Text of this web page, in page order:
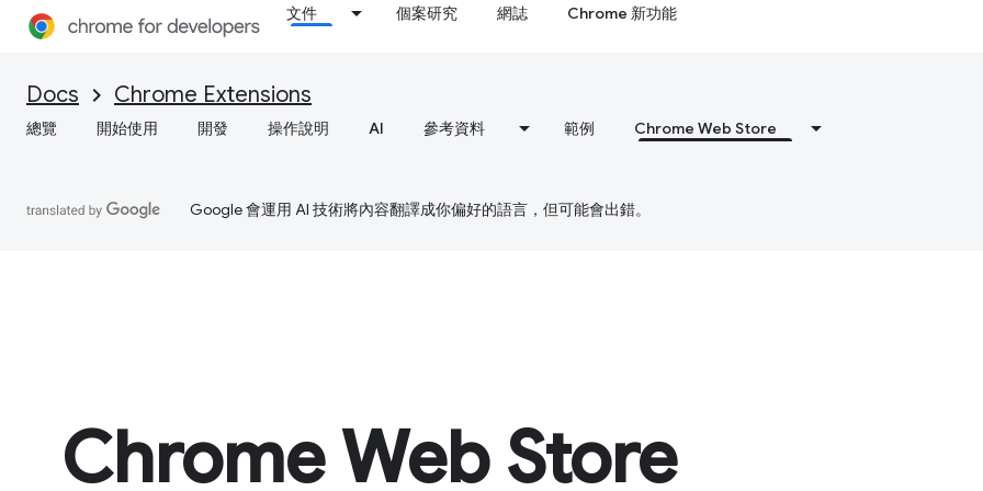
文件 個案研究 網誌 Chrome 新功能
Docs Chrome Extensions
總覽 開始使用 開發 操作說明 AI 參考資料 範例 Chrome Web Store
Google 會運用 AI 技術將內容翻譯成你偏好的語言，但可能會出錯。
Chrome Web Store